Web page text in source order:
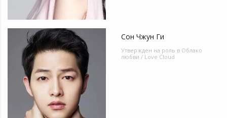
Сон Чжун Ги
Утвержден на роль в Облако
любви / Love Cloud